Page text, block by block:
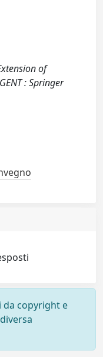
of
: Springer
da copyright e